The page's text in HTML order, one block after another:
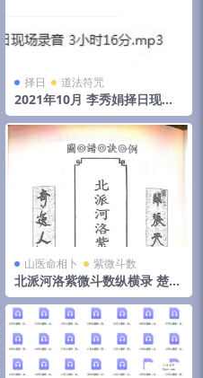
择日 道法符咒
2021年10月 李秀娟择日现场
录音 3小时16分
山医命相卜 紫微斗数
北派河洛紫微斗数纵横录 楚天
云阔